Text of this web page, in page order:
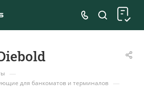
—
для банкоматов и терминалов —